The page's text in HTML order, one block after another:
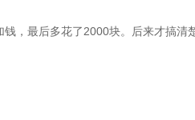
，最后多花了2000块。后来才搞清